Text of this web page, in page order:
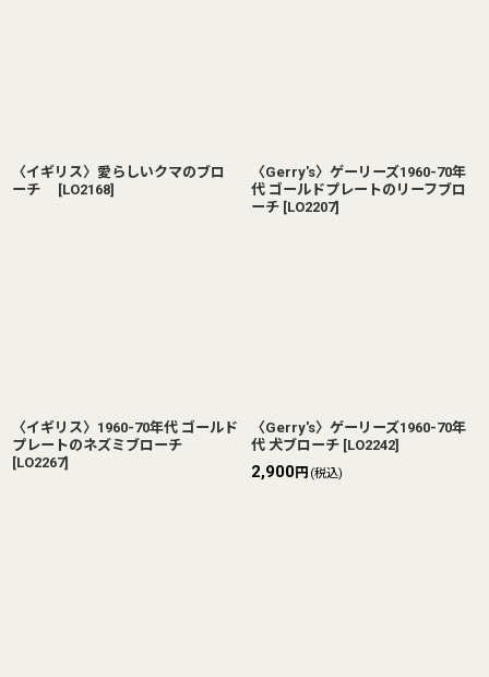
〈イギリス〉愛らしいクマのブロ
ーチ
[LO2168]
〈Gerry's〉ゲーリーズ1960-70年
代 ゴールドプレートのリーフブロ
ーチ [LO2207]
〈イギリス〉1960-70年代 ゴールド
プレートのネズミブローチ
[LO2267]
〈Gerry's〉ゲーリーズ1960-70年
代 犬ブローチ [LO2242]
2,900円 (税込)